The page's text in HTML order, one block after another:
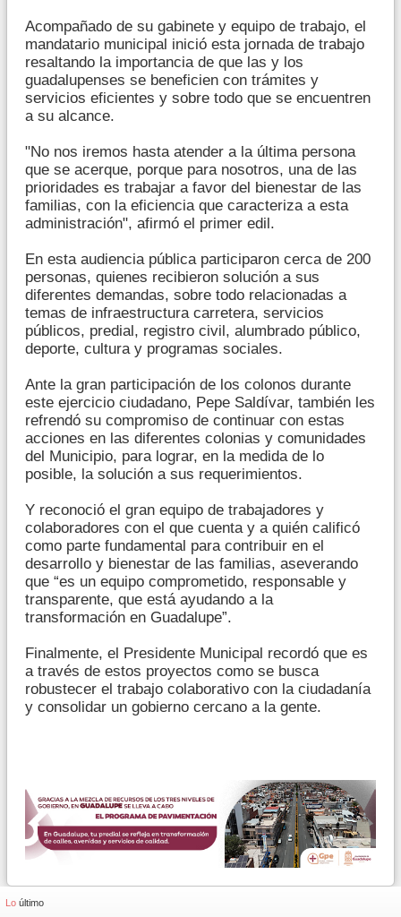
Acompañado de su gabinete y equipo de trabajo, el
mandatario municipal inició esta jornada de trabajo
resaltando la importancia de que las y los
guadalupenses se beneficien con trámites y
servicios eficientes y sobre todo que se encuentren
a su alcance.
"No nos iremos hasta atender a la última persona
que se acerque, porque para nosotros, una de las
prioridades es trabajar a favor del bienestar de las
familias, con la eficiencia que caracteriza a esta
administración", afirmó el primer edil.
En esta audiencia pública participaron cerca de 200
personas, quienes recibieron solución a sus
diferentes demandas, sobre todo relacionadas a
temas de infraestructura carretera, servicios
públicos, predial, registro civil, alumbrado público,
deporte, cultura y programas sociales.
Ante la gran participación de los colonos durante
este ejercicio ciudadano, Pepe Saldívar, también les
refrendó su compromiso de continuar con estas
acciones en las diferentes colonias y comunidades
del Municipio, para lograr, en la medida de lo
posible, la solución a sus requerimientos.
Y reconoció el gran equipo de trabajadores y
colaboradores con el que cuenta y a quién calificó
como parte fundamental para contribuir en el
desarrollo y bienestar de las familias, aseverando
que “es un equipo comprometido, responsable y
transparente, que está ayudando a la
transformación en Guadalupe”.
Finalmente, el Presidente Municipal recordó que es
a través de estos proyectos como se busca
robustecer el trabajo colaborativo con la ciudadanía
y consolidar un gobierno cercano a la gente.
Lo último